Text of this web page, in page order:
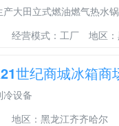
产大田立式燃油燃气热水
经营模式：工厂
地区
世纪商城冰箱商
冷设备
地区：黑龙江齐齐哈尔